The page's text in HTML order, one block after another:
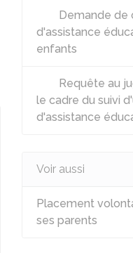
Demande de
d'assistance
enfants
Requête au
le cadre du suivi
d'assistance
Voir aussi
Placement
ses parents